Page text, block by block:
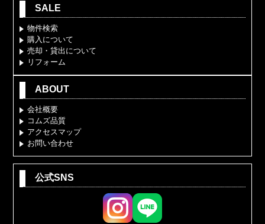
SALE
物件検索
購入について
売却・貸出について
リフォーム
ABOUT
会社概要
コムズ品質
アクセスマップ
お問い合わせ
公式SNS